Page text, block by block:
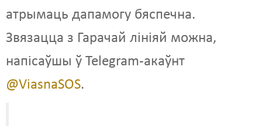
атрымаць дапамогу бяспечна.
Звязацца з Гарачай лініяй можна,
напісаўшы ў Telegram-акаўнт
@ViasnaSOS.